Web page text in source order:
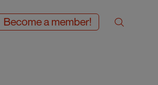
Become a member!